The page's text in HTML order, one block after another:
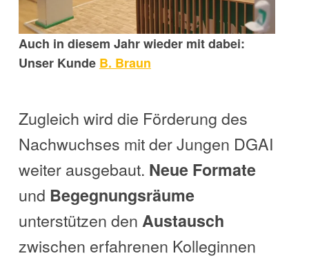
Auch in diesem Jahr wieder mit dabei:
Unser Kunde B. Braun
Zugleich wird die Förderung des
Nachwuchses mit derJungen DGAI
weiter ausgebaut. Neue Formate
und Begegnungsräume
unterstützen den Austausch
zwischen erfahrenen Kolleginnen